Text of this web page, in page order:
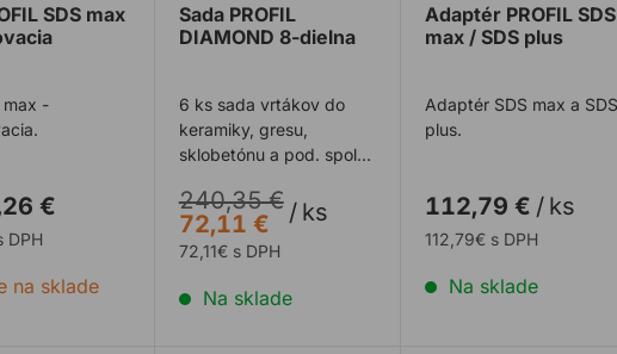
SDS max
max -
€
DPH
na sklade
Sada PROFIL
DIAMOND 8-dielna
6 ks sada vrtákov do
keramiky, gresu,
sklobetónu a pod. spolu
na mokré vŕtanie. ...
240,35 €
72,11 €
/ ks
72,11€ s DPH
Na sklade
Adaptér PROFIL SDS
max / SDS plus
Adaptér SDS max a SDS
plus.
112,79 € / ks
112,79€ s DPH
Na sklade